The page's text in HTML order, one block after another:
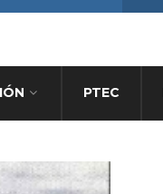
PTEC